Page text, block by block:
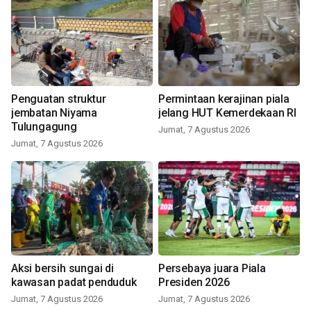
Penguatan struktur
jembatan Niyama
Tulungagung
Jumat, 7 Agustus 2026
Permintaan kerajinan piala
jelang HUT Kemerdekaan RI
Jumat, 7 Agustus 2026
Aksi bersih sungai di
kawasan padat penduduk
Jumat, 7 Agustus 2026
Persebaya juara Piala
Presiden 2026
Jumat, 7 Agustus 2026